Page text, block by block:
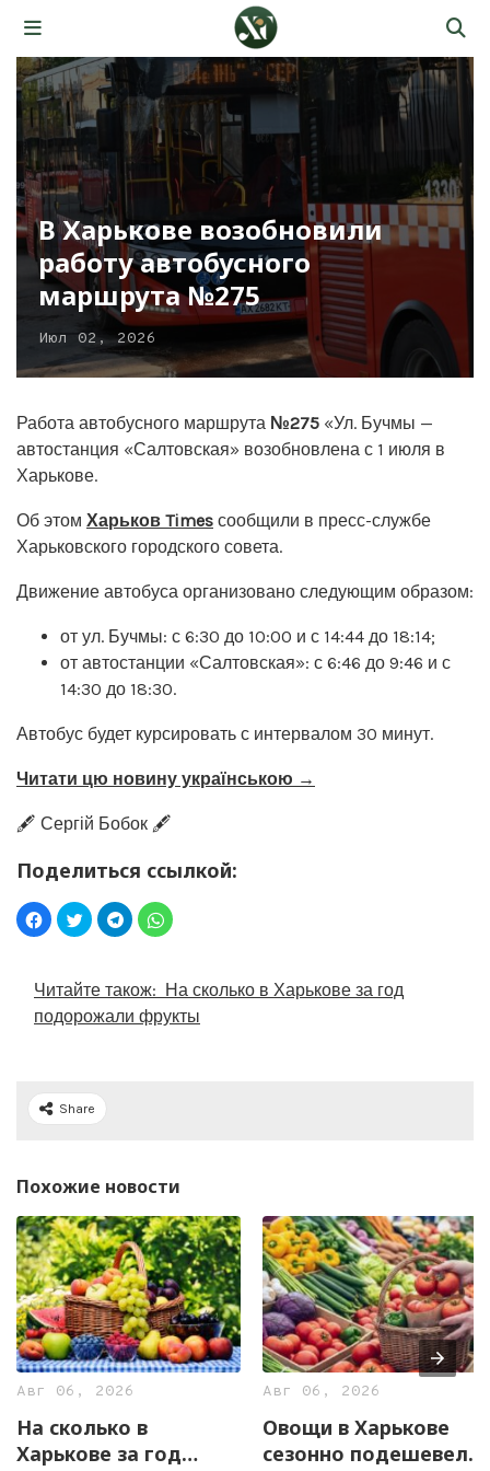
В Харькове возобновили
работу автобусного
маршрута №275
Июл 02, 2026
Работа автобусного маршрута №275 «Ул. Бучмы —
автостанция «Салтовская» возобновлена с 1 июля в
Харькове.
Об этом Харьков Times сообщили в пресс-службе
Харьковского городского совета.
Движение автобуса организовано следующим образом:
от ул. Бучмы: с 6:30 до 10:00 и с 14:44 до 18:14;
от автостанции «Салтовская»: с 6:46 до 9:46 и с
14:30 до 18:30.
Автобус будет курсировать с интервалом 30 минут.
Читати цю новину українською →
🖋️ Сергій Бобок 🖋️
Поделиться ссылкой:
Читайте також: На сколько в Харькове за год
подорожали фрукты
Share
Похожие новости
Авг 06, 2026
На сколько в
Харькове за год
Авг 06, 2026
Овощи в Харькове
сезонно подешевели.